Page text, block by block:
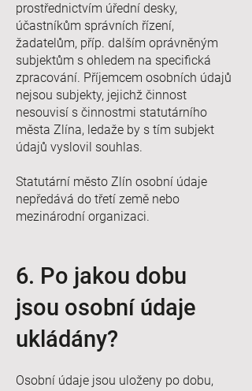
prostřednictvím úřední desky,
účastníkům správních řízení,
žadatelům, příp. dalším oprávněným
subjektům s ohledem na specifická
zpracování. Příjemcem osobních údajů
nejsou subjekty, jejichž činnost
nesouvisí s činnostmi statutárního
města Zlína, ledaže by s tím subjekt
údajů vyslovil souhlas.
Statutární město Zlín osobní údaje
nepředává do třetí země nebo
mezinárodní organizaci.
6. Po jakou dobu
jsou osobní údaje
ukládány?
Osobní údaje jsou uloženy po dobu,